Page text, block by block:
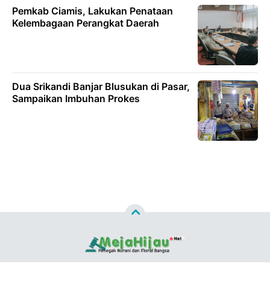
Pemkab Ciamis, Lakukan Penataan
Kelembagaan Perangkat Daerah
Dua Srikandi Banjar Blusukan di Pasar,
Sampaikan Imbuhan Prokes
Copyright ©2026MEJAHIJAU.NET™